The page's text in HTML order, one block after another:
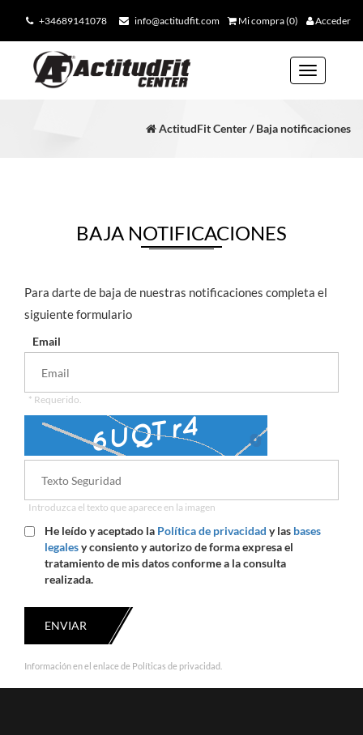
+34689141078 info@actitudfit.com Mi compra (0) Acceder
Toggle
navigation
ActitudFit Center / Baja notificaciones
BAJA NOTIFICACIONES
Para darte de baja de nuestras notificaciones completa el
siguiente formulario
Email
* Requerido.
🔄
Introduzca el texto que aparece en la imagen
He leído y aceptado la Política de privacidad y las bases
legalesy consiento y autorizo de forma expresa el
tratamiento de mis datos conforme a la consulta
realizada.
ENVIAR
Información en el enlace de Políticas de privacidad.